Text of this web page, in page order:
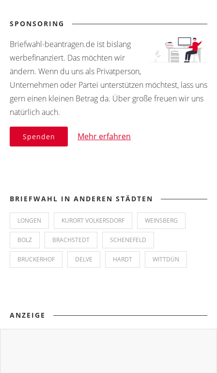
SPONSORING
Briefwahl-beantragen.de ist bislang
werbefinanziert. Das möchten wir
ändern. Wenn du uns als Privatperson,
Unternehmen oder Partei unterstützen möchtest, lass uns
gern einen kleinen Betrag da. Über große freuen wir uns
natürlich auch.
Spenden Mehr erfahren
BRIEFWAHL IN ANDEREN STÄDTEN
LONGEN KURORT VOLKERSDORF WEINSBERG
BOLZ BRACHSTEDT SCHENEFELD
BRUCKERHOF DELVE HARDT WITTDÜN
ANZEIGE